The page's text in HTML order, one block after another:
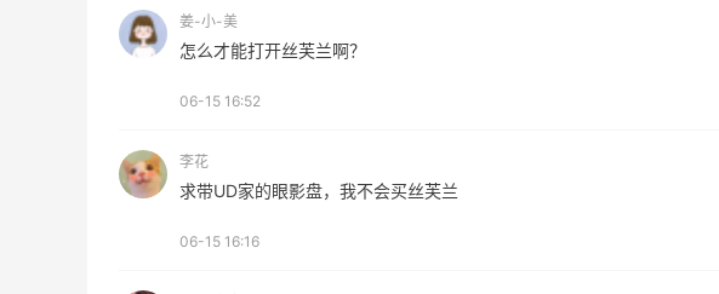
姜-小-美
怎么才能打开丝芙兰啊？
06-15 16:52
李花
求带UD家的眼影盘，我不会买丝芙兰
06-15 16:16